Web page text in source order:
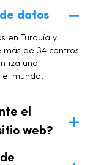
datos
en Turquía y
de 34 centros
una
mundo.
el
web?